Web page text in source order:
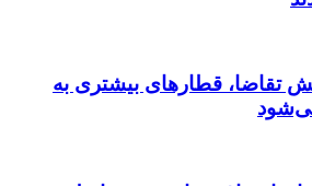
تقاضا، قطارهای بیشتری به